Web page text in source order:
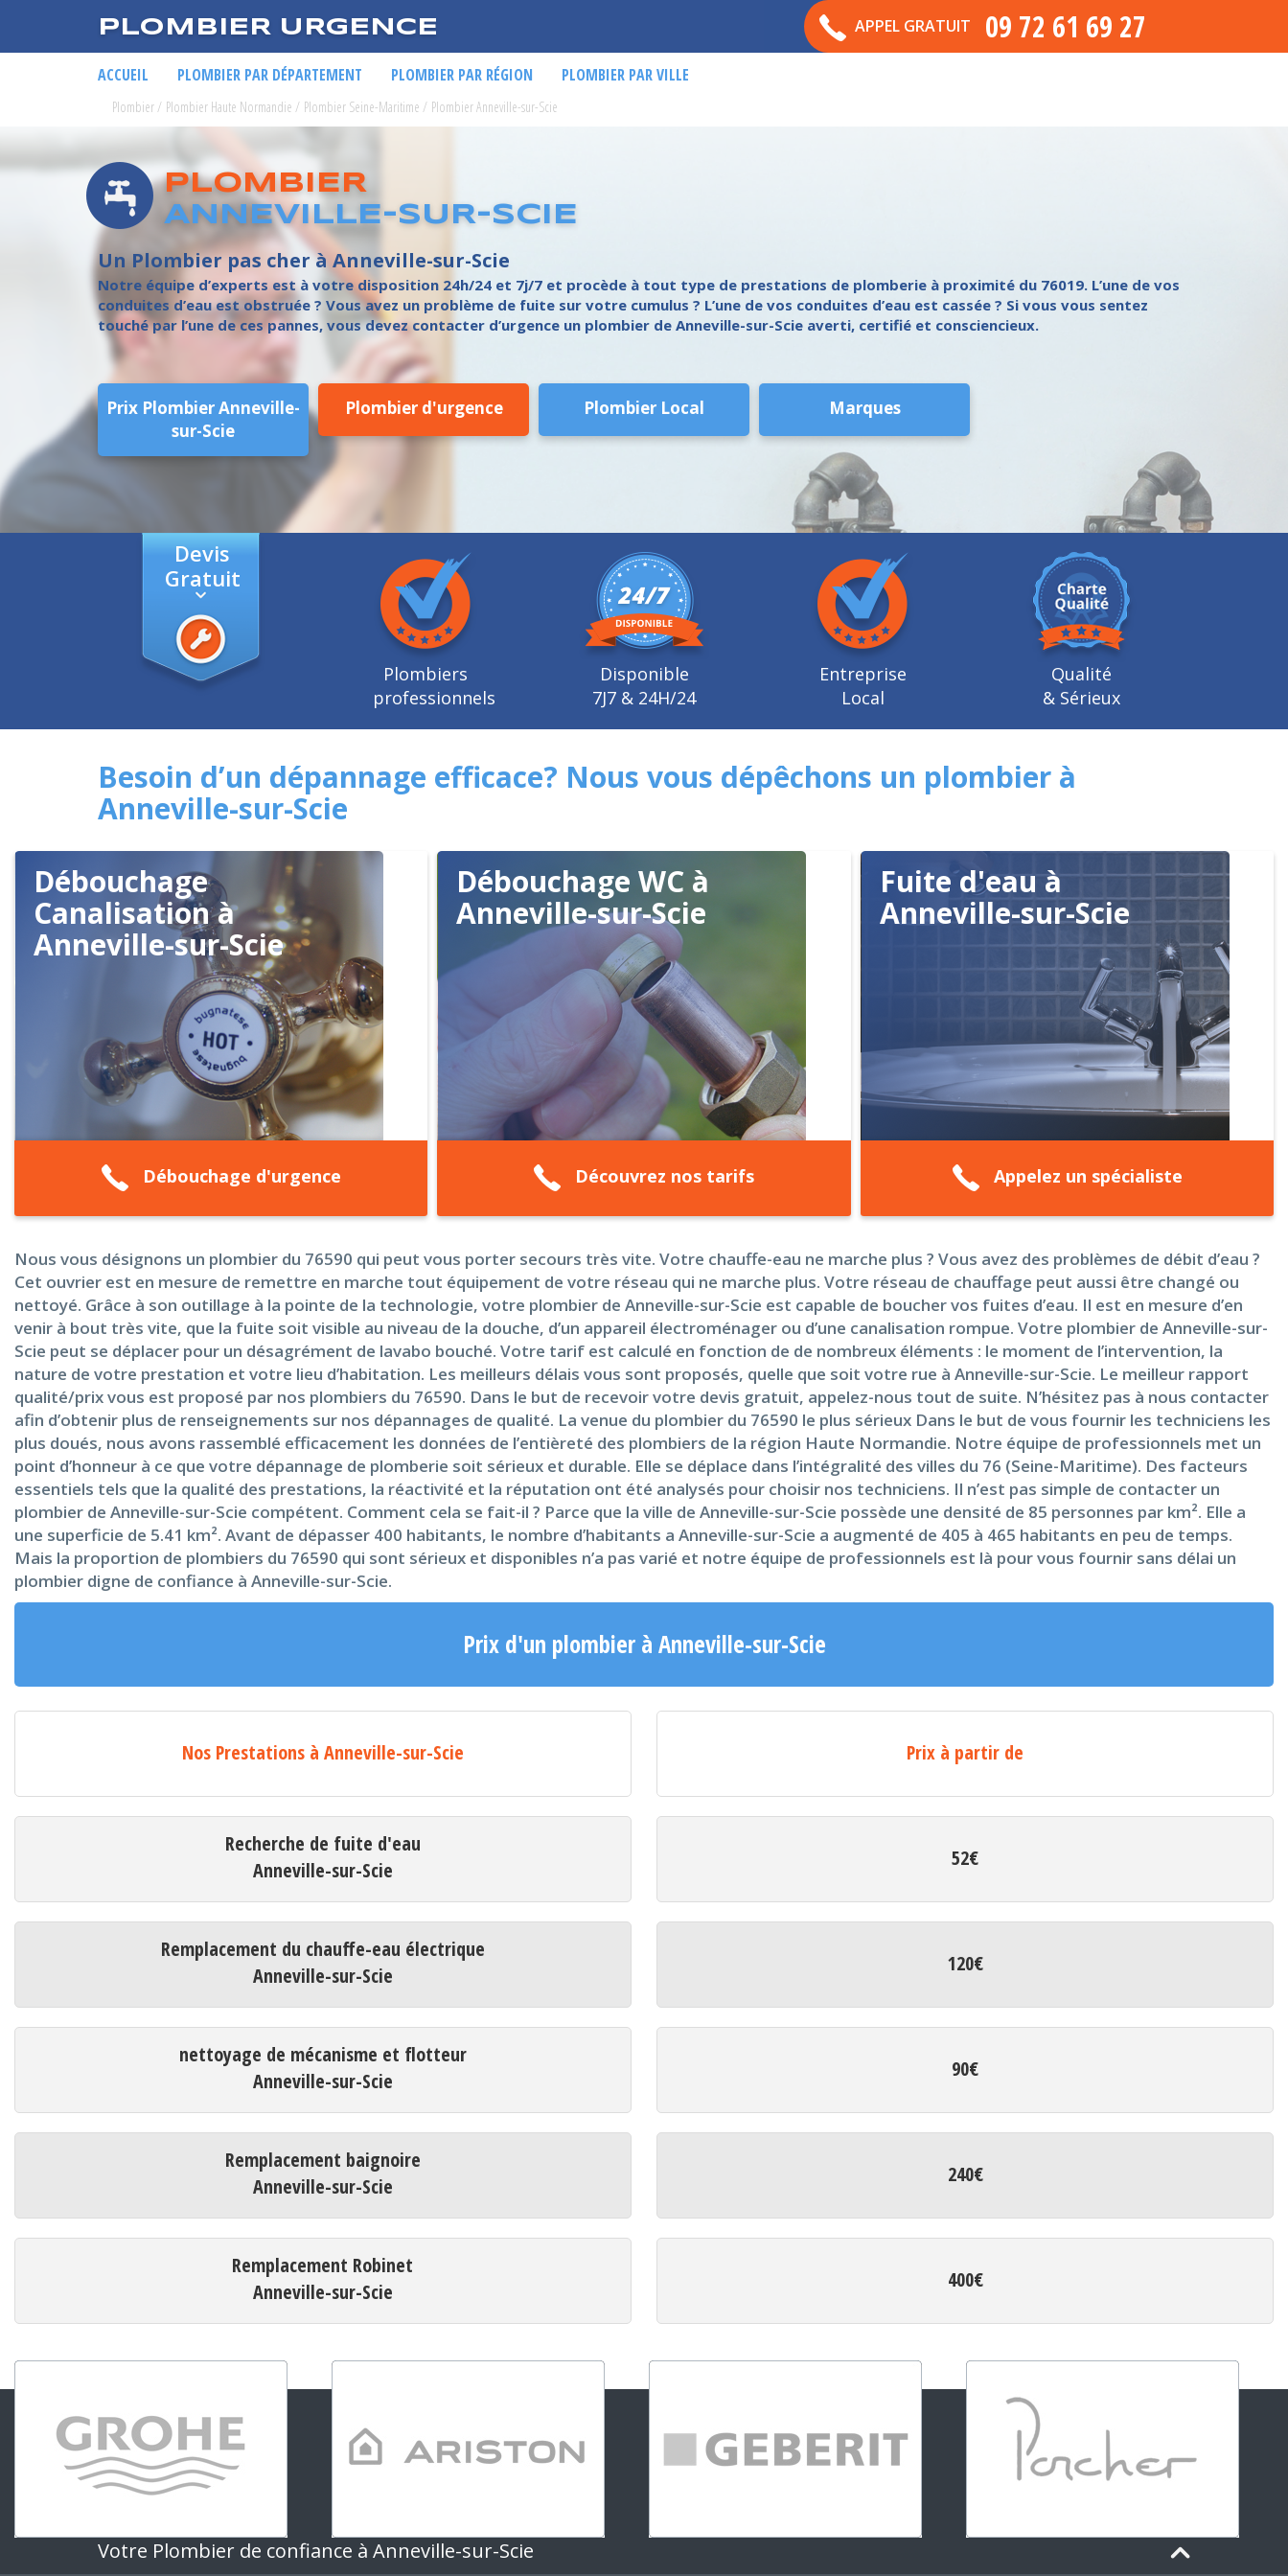
PLOMBIER URGENCE APPEL GRATUIT 09 72 61 69 27
ACCUEIL PLOMBIER PAR DÉPARTEMENT PLOMBIER PAR RÉGION PLOMBIER PAR VILLE
Plombier/ Plombier Haute Normandie / Plombier Seine-Maritime / Plombier Anneville-sur-Scie
PLOMBIER
ANNEVILLE-SUR-SCIE
Un Plombier pas cher à Anneville-sur-Scie
Notre équipe d’experts est à votre disposition 24h/24 et 7j/7 et procède à tout type de prestations de plomberie à proximité du 76019. L’une de vos
conduites d’eau est obstruée ? Vous avez un problème de fuite sur votre cumulus ? L’une de vos conduites d’eau est cassée ? Si vous vous sentez
touché par l’une de ces pannes, vous devez contacter d’urgence un plombier de Anneville-sur-Scie averti, certifié et consciencieux.
Prix Plombier Anneville-
sur-Scie
Plombier d'urgence Plombier Local Marques
Devis
Gratuit
Plombiers
professionnels
Disponible
7J7 & 24H/24
Entreprise
Local
Qualité
& Sérieux
Besoin d’un dépannage efficace? Nous vous dépêchons un plombier à
Anneville-sur-Scie
Débouchage
Canalisation à
Anneville-sur-Scie
Débouchage d'urgence
Débouchage WC à
Anneville-sur-Scie
Découvrez nos tarifs
Fuite d'eau à
Anneville-sur-Scie
Appelez un spécialiste
Nous vous désignons un plombier du 76590 qui peut vous porter secours très vite. Votre chauffe-eau ne marche plus ? Vous avez des problèmes de débit d’eau ?
Cet ouvrier est en mesure de remettre en marche tout équipement de votre réseau qui ne marche plus. Votre réseau de chauffage peut aussi être changé ou
nettoyé. Grâce à son outillage à la pointe de la technologie, votre plombier de Anneville-sur-Scie est capable de boucher vos fuites d’eau. Il est en mesure d’en
venir à bout très vite, que la fuite soit visible au niveau de la douche, d’un appareil électroménager ou d’une canalisation rompue. Votre plombier de Anneville-sur-
Scie peut se déplacer pour un désagrément de lavabo bouché. Votre tarif est calculé en fonction de de nombreux éléments : le moment de l’intervention, la
nature de votre prestation et votre lieu d’habitation. Les meilleurs délais vous sont proposés, quelle que soit votre rue à Anneville-sur-Scie. Le meilleur rapport
qualité/prix vous est proposé par nos plombiers du 76590. Dans le but de recevoir votre devis gratuit, appelez-nous tout de suite. N’hésitez pas à nous contacter
afin d’obtenir plus de renseignements sur nos dépannages de qualité. La venue du plombier du 76590 le plus sérieux Dans le but de vous fournir les techniciens les
plus doués, nous avons rassemblé efficacement les données de l’entièreté des plombiers de la région Haute Normandie. Notre équipe de professionnels met un
point d’honneur à ce que votre dépannage de plomberie soit sérieux et durable. Elle se déplace dans l’intégralité des villes du 76 (Seine-Maritime). Des facteurs
essentiels tels que la qualité des prestations, la réactivité et la réputation ont été analysés pour choisir nos techniciens. Il n’est pas simple de contacter un
plombier de Anneville-sur-Scie compétent. Comment cela se fait-il ? Parce que la ville de Anneville-sur-Scie possède une densité de 85 personnes par km². Elle a
une superficie de 5.41 km². Avant de dépasser 400 habitants, le nombre d’habitants a Anneville-sur-Scie a augmenté de 405 à 465 habitants en peu de temps.
Mais la proportion de plombiers du 76590 qui sont sérieux et disponibles n’a pas varié et notre équipe de professionnels est là pour vous fournir sans délai un
plombier digne de confiance à Anneville-sur-Scie.
Prix d'un plombier à Anneville-sur-Scie
Nos Prestations à Anneville-sur-Scie Prix à partir de
Recherche de fuite d'eau
Anneville-sur-Scie
52€
Remplacement du chauffe-eau électrique
Anneville-sur-Scie
120€
nettoyage de mécanisme et flotteur
Anneville-sur-Scie
90€
Remplacement baignoire
Anneville-sur-Scie
240€
Remplacement Robinet
Anneville-sur-Scie
400€
Votre Plombier de confiance à Anneville-sur-Scie